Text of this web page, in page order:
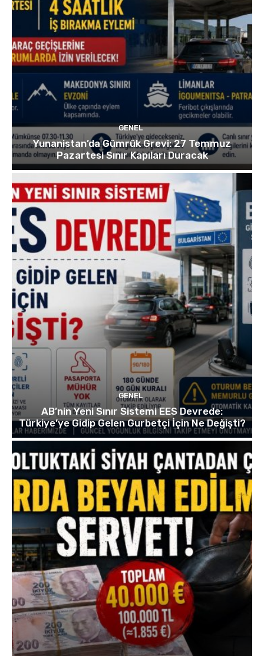
GENEL
Yunanistan’da Gümrük Grevi: 27 Temmuz
Pazartesi Sınır Kapıları Duracak
GENEL
AB’nin Yeni Sınır Sistemi EES Devrede:
Türkiye’ye Gidip Gelen Gurbetçi İçin Ne Değişti?